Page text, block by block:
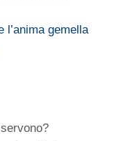
l’anima gemella